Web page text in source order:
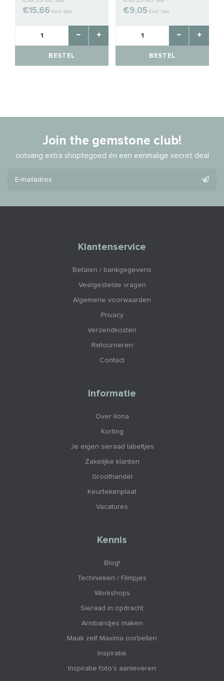
€15,66 Excl. btw
BESTEL
€9,05 Excl. btw
BESTEL
Join the gemstone club!
ontvang extra shoptegoed én een eenmalige secret deal
Klantenservice
Betalen / bankgegevens
Veelgestelde vragen
Algemene voorwaarden
Privacy
Verzendkosten
Retourneren
Contact
Informatie
Over Ilona
Korting
Je eigen sieraad labeltjes
Zakelijke klanten
Groothandel
Keurtekenplaat
Vacatures
Kennis
Blog!
Technieken / Filmpjes
Workshops
Sieraad in opdracht
Armbandjes maken
Maak zelf Maxima oorbellen
Inspiratie
Inspiratie foto's aanleveren